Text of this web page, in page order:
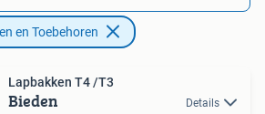
en Toebehoren
Lapbakken T4 /T3
Bieden Details